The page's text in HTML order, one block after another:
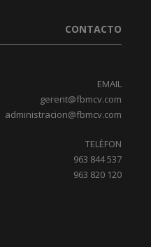
CONTACTO
EMAIL
gerent@fbmcv.com
administracion@fbmcv.com
TELÈFON
963 844 537
963 820 120